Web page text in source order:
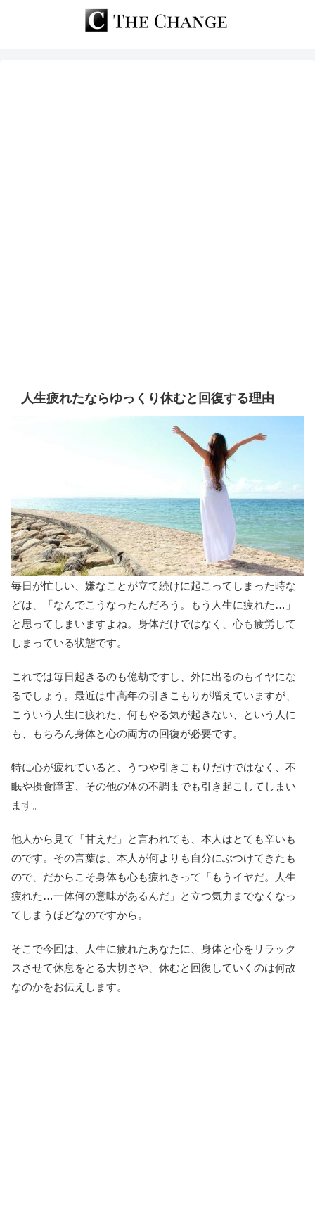
人生疲れたならゆっくり休むと回復する理由
毎日が忙しい、嫌なことが立て続けに起こってしまった時な
どは、「なんでこうなったんだろう。もう人生に疲れた…」
と思ってしまいますよね。身体だけではなく、心も疲労して
しまっている状態です。
これでは毎日起きるのも億劫ですし、外に出るのもイヤにな
るでしょう。最近は中高年の引きこもりが増えていますが、
こういう人生に疲れた、何もやる気が起きない、という人に
も、もちろん身体と心の両方の回復が必要です。
特に心が疲れていると、うつや引きこもりだけではなく、不
眠や摂食障害、その他の体の不調までも引き起こしてしまい
ます。
他人から見て「甘えだ」と言われても、本人はとても辛いも
のです。その言葉は、本人が何よりも自分にぶつけてきたも
ので、だからこそ身体も心も疲れきって「もうイヤだ。人生
疲れた…一体何の意味があるんだ」と立つ気力までなくなっ
てしまうほどなのですから。
そこで今回は、人生に疲れたあなたに、身体と心をリラック
スさせて休息をとる大切さや、休むと回復していくのは何故
なのかをお伝えします。